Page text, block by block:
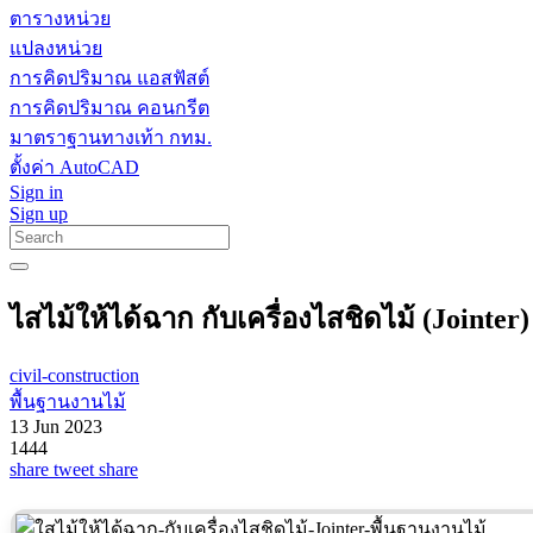
ตารางหน่วย
แปลงหน่วย
การคิดปริมาณ แอสฟัสต์
การคิดปริมาณ คอนกรีต
มาตราฐานทางเท้า กทม.
ตั้งค่า AutoCAD
Sign in
Sign up
ไสไม้ให้ได้ฉาก กับเครื่องไสชิดไม้
civil-construction
พื้นฐานงานไม้
13 Jun 2023
1444
share tweet share